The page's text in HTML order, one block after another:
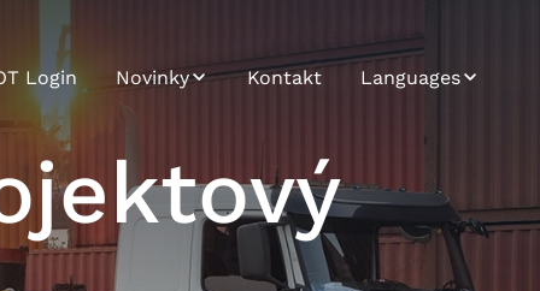
Login Novinky
Trendletter
Kontakt Languages
Bulgarian
Croatian
Czech